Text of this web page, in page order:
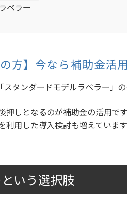
ベラー
方】今なら補助金活
スタンダードモデルラベラー」
しとなるのが補助金の活用です
用した導入検討も増えています
いう選択肢